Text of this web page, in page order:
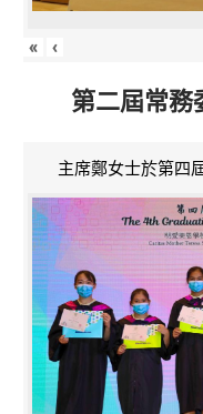
« ‹
第二屆常
主席鄭女士於第四